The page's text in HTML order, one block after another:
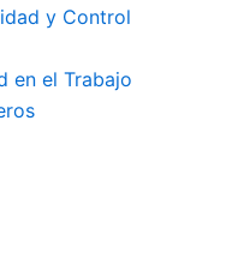
y Control
en el Trabajo